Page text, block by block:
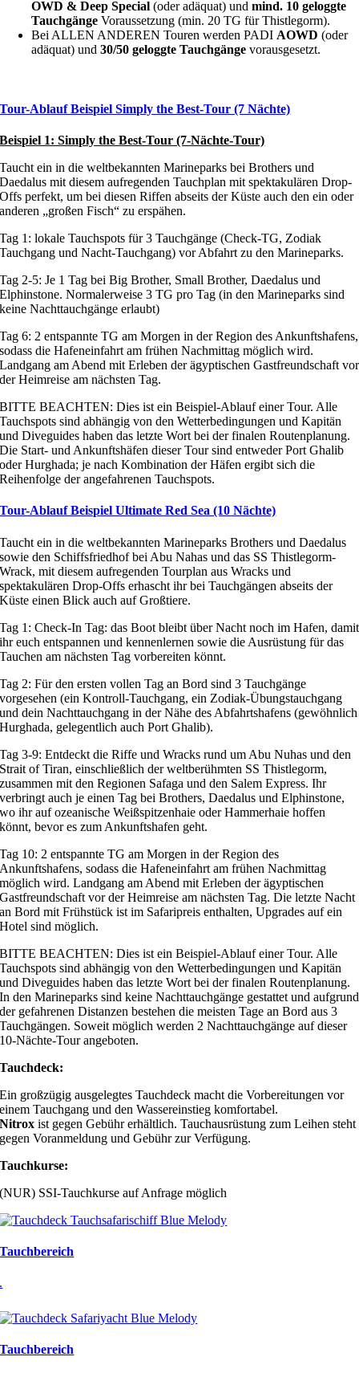
OWD & Deep Special (oder adäquat) und mind. 10 geloggte
Tauchgänge Voraussetzung (min. 20 TG für Thistlegorm).
Bei ALLEN ANDEREN Touren werden PADIAOWD (oder
adäquat) und30/50 geloggte Tauchgänge vorausgesetzt.
Tour-Ablauf Beispiel Simply the Best-Tour (7 Nächte)
Beispiel 1: Simply the Best-Tour (7-Nächte-Tour)
Taucht ein in die weltbekannten Marineparks bei Brothers und
Daedalus mit diesem aufregenden Tauchplan mit spektakulären Drop-
Offs perfekt, um bei diesen Riffen abseits der Küste auch den ein oder
anderen „großen Fisch“ zu erspähen.
Tag 1: lokale Tauchspots für 3 Tauchgänge (Check-TG, Zodiak
Tauchgang und Nacht-Tauchgang) vor Abfahrt zu den Marineparks.
Tag 2-5: Je 1 Tag bei Big Brother, Small Brother, Daedalus und
Elphinstone. Normalerweise 3 TG pro Tag (in den Marineparks sind
keine Nachttauchgänge erlaubt)
Tag 6: 2 entspannte TG am Morgen in der Region des Ankunftshafens,
sodass die Hafeneinfahrt am frühen Nachmittag möglich wird.
Landgang am Abend mit Erleben der ägyptischen Gastfreundschaft vor
der Heimreise am nächsten Tag.
BITTE BEACHTEN: Dies ist ein Beispiel-Ablauf einer Tour. Alle
Tauchspots sind abhängig von den Wetterbedingungen und Kapitän
und Diveguides haben das letzte Wort bei der finalen Routenplanung.
Die Start- und Ankunftshäfen dieser Tour sind entweder Port Ghalib
oder Hurghada; je nach Kombination der Häfen ergibt sich die
Reihenfolge der angefahrenen Tauchspots.
Tour-Ablauf Beispiel Ultimate Red Sea (10 Nächte)
Taucht ein in die weltbekannten Marineparks Brothers und Daedalus
sowie den Schiffsfriedhof bei Abu Nahas und das SS Thistlegorm-
Wrack, mit diesem aufregenden Tourplan aus Wracks und
spektakulären Drop-Offs erhascht ihr bei Tauchgängen abseits der
Küste einen Blick auch auf Großtiere.
Tag 1: Check-In Tag: das Boot bleibt über Nacht noch im Hafen, damit
ihr euch entspannen und kennenlernen sowie die Ausrüstung für das
Tauchen am nächsten Tag vorbereiten könnt.
Tag 2: Für den ersten vollen Tag an Bord sind 3 Tauchgänge
vorgesehen (ein Kontroll-Tauchgang, ein Zodiak-Übungstauchgang
und dein Nachttauchgang in der Nähe des Abfahrtshafens (gewöhnlich
Hurghada, gelegentlich auch Port Ghalib).
Tag 3-9: Entdeckt die Riffe und Wracks rund um Abu Nuhas und den
Strait of Tiran, einschließlich der weltberühmten SS Thistlegorm,
zusammen mit den Regionen Safaga und den Salem Express. Ihr
verbringt auch je einen Tag bei Brothers, Daedalus und Elphinstone,
wo ihr auf ozeanische Weißspitzenhaie oder Hammerhaie hoffen
könnt, bevor es zum Ankunftshafen geht.
Tag 10: 2 entspannte TG am Morgen in der Region des
Ankunftshafens, sodass die Hafeneinfahrt am frühen Nachmittag
möglich wird. Landgang am Abend mit Erleben der ägyptischen
Gastfreundschaft vor der Heimreise am nächsten Tag. Die letzte Nacht
an Bord mit Frühstück ist im Safaripreis enthalten, Upgrades auf ein
Hotel sind möglich.
BITTE BEACHTEN: Dies ist ein Beispiel-Ablauf einer Tour. Alle
Tauchspots sind abhängig von den Wetterbedingungen und Kapitän
und Diveguides haben das letzte Wort bei der finalen Routenplanung.
In den Marineparks sind keine Nachttauchgänge gestattet und aufgrund
der gefahrenen Distanzen bestehen die meisten Tage an Bord aus 3
Tauchgängen. Soweit möglich werden 2 Nachttauchgänge auf dieser
10-Nächte-Tour angeboten.
Tauchdeck:
Ein großzügig ausgelegtes Tauchdeck macht die Vorbereitungen vor
einem Tauchgang und den Wassereinstieg komfortabel.
Nitrox ist gegen Gebühr erhältlich. Tauchausrüstung zum Leihen steht
gegen Voranmeldung und Gebühr zur Verfügung.
Tauchkurse:
(NUR) SSI-Tauchkurse auf Anfrage möglich
Tauchbereich
.
Tauchbereich